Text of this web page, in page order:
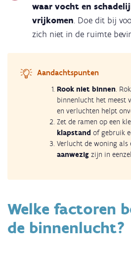
waar vocht en
vrijkomen. Doe dit bij
zich niet in de ruimte
Aandachtspunten
Rook niet binnen.
binnenlucht het meest
en verluchten helpt
Zet de ramen op een
klapstand of gebruik
Verlucht de woning als
aanwezig zijn in
Welke factoren
de binnenlucht?